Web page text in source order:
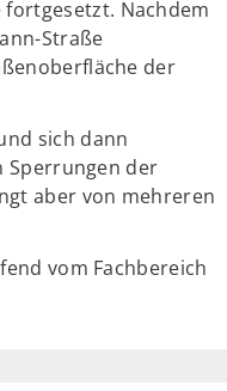
Nachdem
Straße
der
sich dann
Sperrungen der
aber von mehreren
vom Fachbereich